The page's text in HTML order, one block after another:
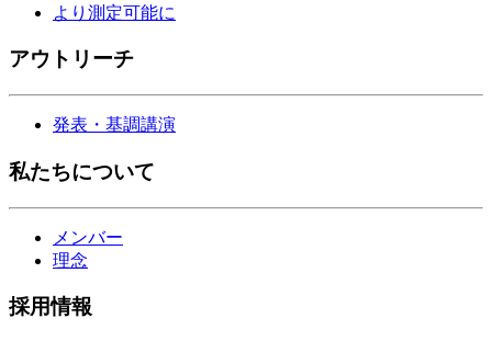
より測定可能に
アウトリーチ
発表・基調講演
私たちについて
メンバー
理念
採用情報